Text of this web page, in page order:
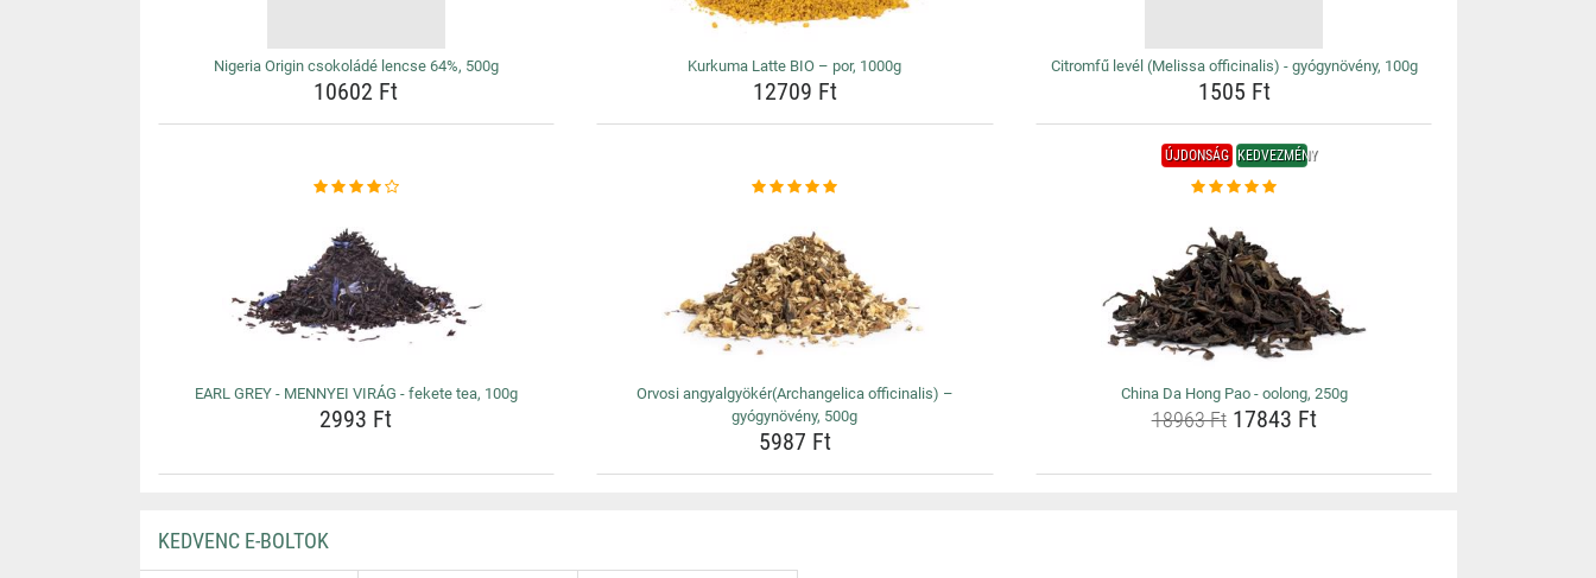
Nigeria Origin csokoládé lencse 64%, 500g
10602 Ft
Kurkuma Latte BIO – por, 1000g
12709 Ft
Citromfű levél (Melissa officinalis) - gyógynövény, 100g
1505 Ft
EARL GREY - MENNYEI VIRÁG - fekete tea, 100g
2993 Ft
Orvosi angyalgyökér(Archangelica officinalis) –
gyógynövény, 500g
5987 Ft
ÚJDONSÁG KEDVEZMÉNY
China Da Hong Pao - oolong, 250g
18963 Ft17843 Ft
KEDVENC E-BOLTOK